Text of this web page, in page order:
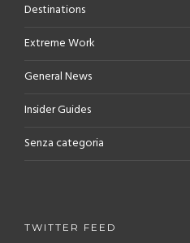
Destinations
Extreme Work
General News
Insider Guides
Senza categoria
TWITTER FEED